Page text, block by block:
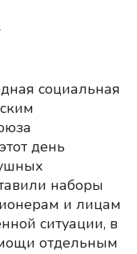
социальная
день
наборы
и лицам
ситуации, в
отдельным